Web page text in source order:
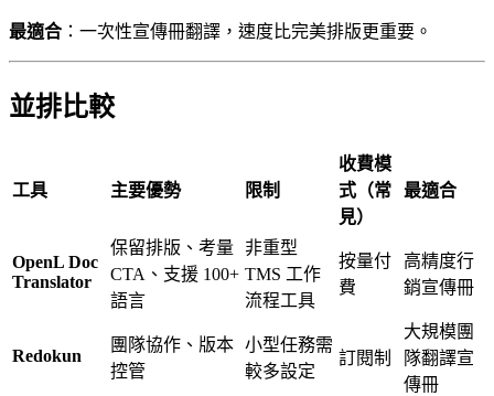
最適合 ：一次性宣傳冊翻譯，速度比完美排版更重要。
並排比較
工具 主要優勢 限制
收費模
式（常
見）
最適合
OpenL Doc
Translator
保留排版、考量
CTA、支援 100+
語言
非重型
TMS 工作
流程工具
按量付
費
高精度行
銷宣傳冊
Redokun
團隊協作、版本
控管
小型任務需
較多設定
訂閱制
大規模團
隊翻譯宣
傳冊